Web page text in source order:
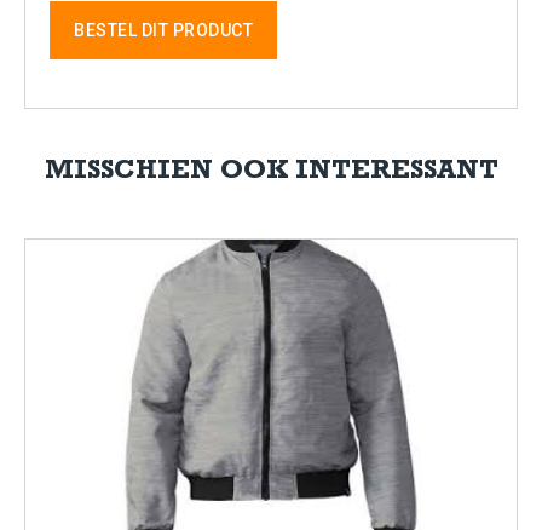
BESTEL DIT PRODUCT
MISSCHIEN OOK INTERESSANT